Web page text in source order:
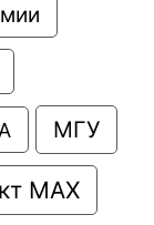
МГУ
МАХ